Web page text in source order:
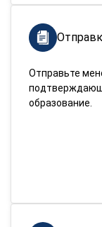
Отправьте
образование.